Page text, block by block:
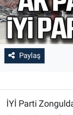
Paylaş
İYİ Parti